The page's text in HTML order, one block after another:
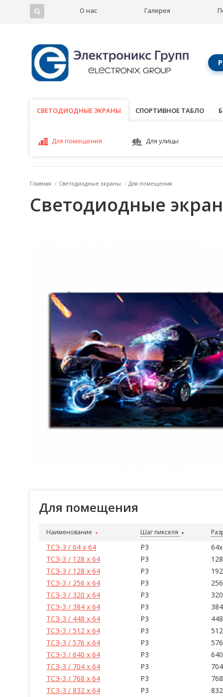
О нас Галерея
СВЕТОДИОДНЫЕ ЭКРАНЫ
СВЕТОДИОДНЫЕ ЭКРАНЫ СПОРТИВНОЕ ТАБЛО
Для помещения Для улицы
Главная / Светодиодные экраны / Для помещения
Светодиодные
Для помещения
Наименование Шаг пикселя
ТСЭ-3 / 64 x 64 P3
ТСЭ-3 / 128 x 64
P3
ТСЭ-3 / 128 x 64
P3
ТСЭ-3 / 256 x 64
P3
ТСЭ-3 / 320 x 64
P3
ТСЭ-3 / 384 x 64
P3
ТСЭ-3 / 448 x 64
P3
ТСЭ-3 / 512 x 64
P3
ТСЭ-3 / 576 x 64
P3
ТСЭ-3 / 640 x 64
P3
ТСЭ-3 / 704 x 64
P3
ТСЭ-3 / 768 x 64
P3
ТСЭ-3 / 832 x 64
P3